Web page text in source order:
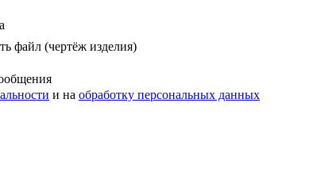
файл (чертёж изделия)
и на обработку персональных данных